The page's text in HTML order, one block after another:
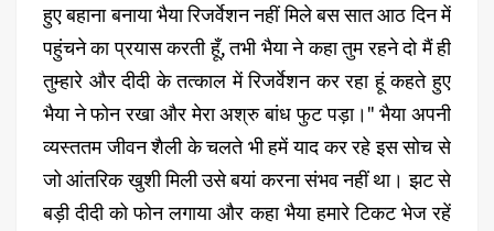
हुए बहाना बनाया भैया रिजर्वेशन नहीं मिले बस सात आठ दिन में
पहुंचने का प्रयास करती हूँ, तभी भैया ने कहा तुम रहने दो मैं ही
तुम्हारे और दीदी के तत्काल में रिजर्वेशन कर रहा हूं कहते हुए
भैया ने फोन रखा और मेरा अश्रु बांध फुट पड़ा।" भैया अपनी
व्यस्ततम जीवन शैली के चलते भी हमें याद कर रहे इस सोच से
जो आंतरिक खुशी मिली उसे बयां करना संभव नहीं था। झट से
बड़ी दीदी को फोन लगाया और कहा भैया हमारे टिकट भेज रहें